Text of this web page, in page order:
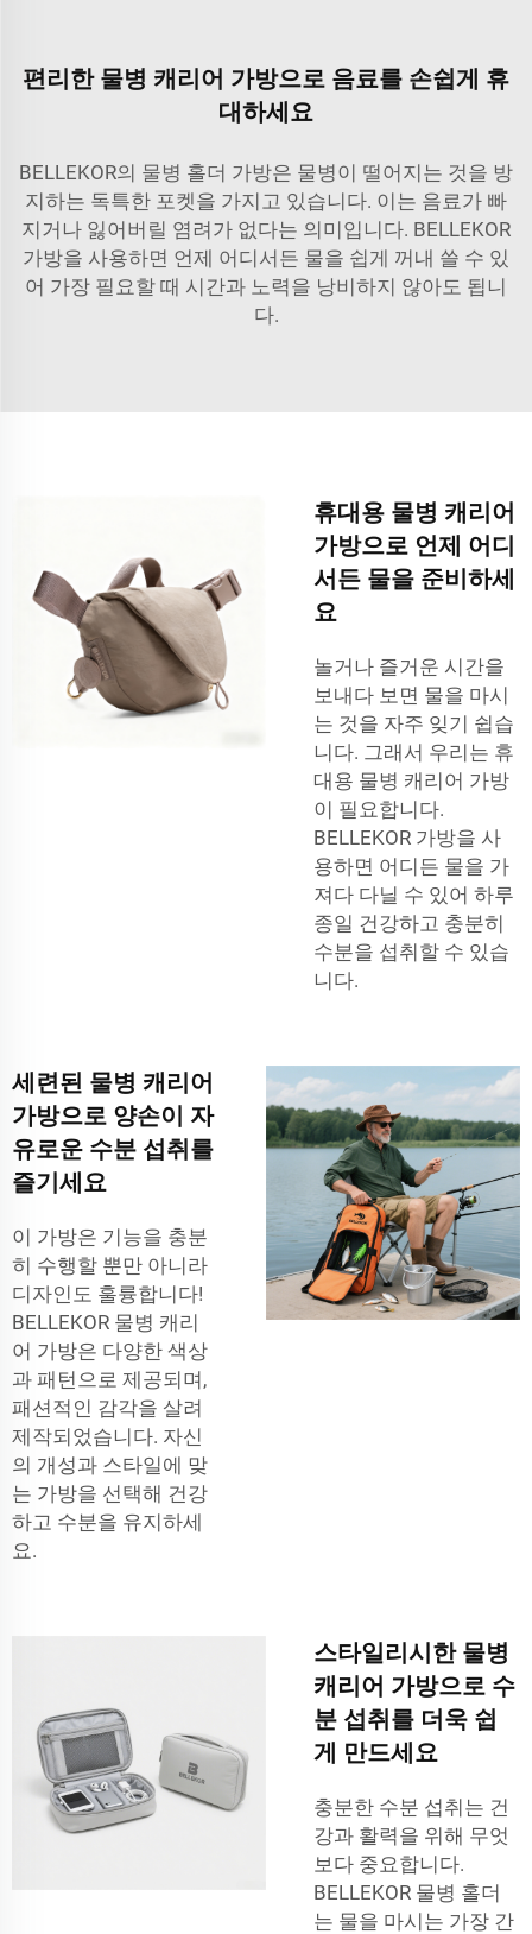
편리한 물병 캐리어 가방으로 음료를 손쉽게 휴
대하세요
BELLEKOR의 물병 홀더 가방은 물병이 떨어지는 것을 방
지하는 독특한 포켓을 가지고 있습니다. 이는 음료가 빠
지거나 잃어버릴 염려가 없다는 의미입니다. BELLEKOR
가방을 사용하면 언제 어디서든 물을 쉽게 꺼내 쓸 수 있
어 가장 필요할 때 시간과 노력을 낭비하지 않아도 됩니
다.
휴대용 물병 캐리어
가방으로 언제 어디
서든 물을 준비하세
요
놀거나 즐거운 시간을
보내다 보면 물을 마시
는 것을 자주 잊기 쉽습
니다. 그래서 우리는 휴
대용 물병 캐리어 가방
이 필요합니다.
BELLEKOR 가방을 사
용하면 어디든 물을 가
져다 다닐 수 있어 하루
종일 건강하고 충분히
수분을 섭취할 수 있습
니다.
세련된 물병 캐리어
가방으로 양손이 자
유로운 수분 섭취를
즐기세요
이 가방은 기능을 충분
히 수행할 뿐만 아니라
디자인도 훌륭합니다!
BELLEKOR 물병 캐리
어 가방은 다양한 색상
과 패턴으로 제공되며,
패션적인 감각을 살려
제작되었습니다. 자신
의 개성과 스타일에 맞
는 가방을 선택해 건강
하고 수분을 유지하세
요.
스타일리시한 물병
캐리어 가방으로 수
분 섭취를 더욱 쉽
게 만드세요
충분한 수분 섭취는 건
강과 활력을 위해 무엇
보다 중요합니다.
BELLEKOR 물병 홀더
는 물을 마시는 가장 간